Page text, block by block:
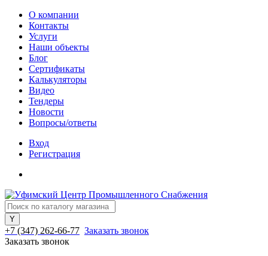
О компании
Контакты
Услуги
Наши объекты
Блог
Сертификаты
Калькуляторы
Видео
Тендеры
Новости
Вопросы/ответы
Вход
Регистрация
+7 (347) 262-66-77 Заказать звонок
Заказать звонок